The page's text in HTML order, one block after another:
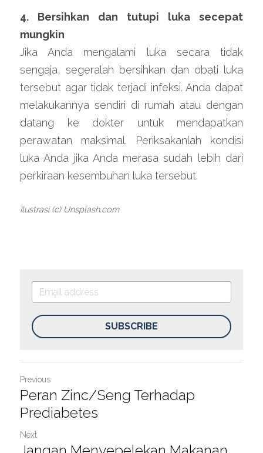
4. Bersihkan dan tutupi luka secepat
mungkin
Jika Anda mengalami luka secara tidak
sengaja, segeralah bersihkan dan obati luka
tersebut agar tidak terjadi infeksi. Anda dapat
melakukannya sendiri di rumah atau dengan
datang ke dokter untuk mendapatkan
perawatan maksimal. Periksakanlah kondisi
luka Anda jika Anda merasa sudah lebih dari
perkiraan kesembuhan luka tersebut.
Ilustrasi (c) Unsplash.com
SUBSCRIBE
Previous
Peran Zinc/Seng Terhadap
Prediabetes
Next